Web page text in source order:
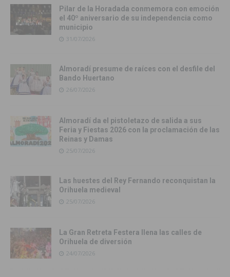
Pilar de la Horadada conmemora con emoción
el 40º aniversario de su independencia como
municipio
31/07/2026
Almoradí presume de raíces con el desfile del
Bando Huertano
26/07/2026
Almoradí da el pistoletazo de salida a sus
Feria y Fiestas 2026 con la proclamación de las
Reinas y Damas
25/07/2026
Las huestes del Rey Fernando reconquistan la
Orihuela medieval
25/07/2026
La Gran Retreta Festera llena las calles de
Orihuela de diversión
24/07/2026